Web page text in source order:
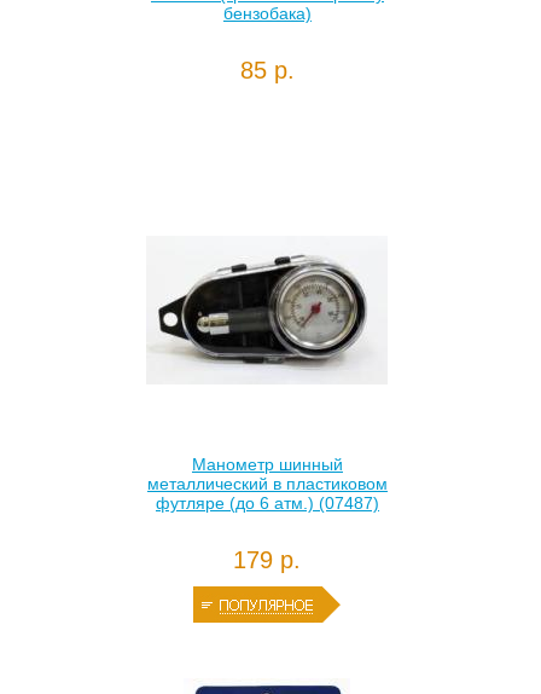
бензобака)
85 р.
Манометр шинный
металлический в пластиковом
футляре (до 6 атм.) (07487)
179 р.